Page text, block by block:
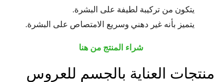
يتكون من تركيبة لطيفة على البشرة.
يتميز بأنه غير دهني وسريع الامتصاص على البشرة.
شراء المنتج من هنا
منتجات العناية بالجسم للعروس